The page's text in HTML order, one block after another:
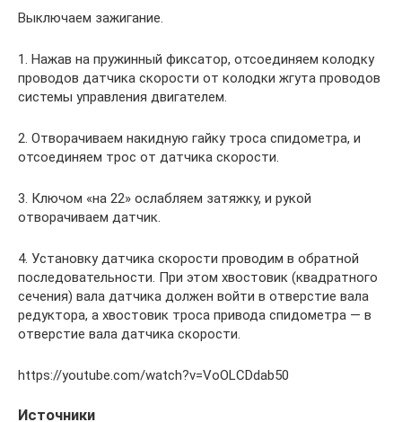
Выключаем зажигание.
1. Нажав на пружинный фиксатор, отсоединяем колодку
проводов датчика скорости от колодки жгута проводов
системы управления двигателем.
2. Отворачиваем накидную гайку троса спидометра, и
отсоединяем трос от датчика скорости.
3. Ключом «на 22» ослабляем затяжку, и рукой
отворачиваем датчик.
4. Установку датчика скорости проводим в обратной
последовательности. При этом хвостовик (квадратного
сечения) вала датчика должен войти в отверстие вала
редуктора, а хвостовик троса привода спидометра — в
отверстие вала датчика скорости.
https://youtube.com/watch?v=VoOLCDdab50
Источники